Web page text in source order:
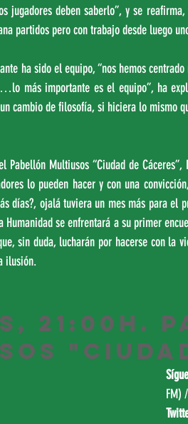
jugadores deben saberlo”, y se
partidos pero con trabajo desde luego
ha sido el equipo, “nos hemos
más importante es el equipo”, ha
cambio de filosofía, si hiciera lo mismo
Pabellón Multiusos “Ciudad de
lo pueden hacer y con una
días?, ojalá tuviera un mes más para el
Humanidad se enfrentará a su primer
sin duda, lucharán por hacerse con la
ilusión.
21:00h.
FM) /